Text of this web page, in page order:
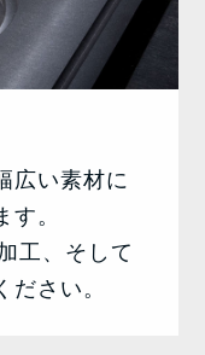
広い素材に
。
工、そして
さい。